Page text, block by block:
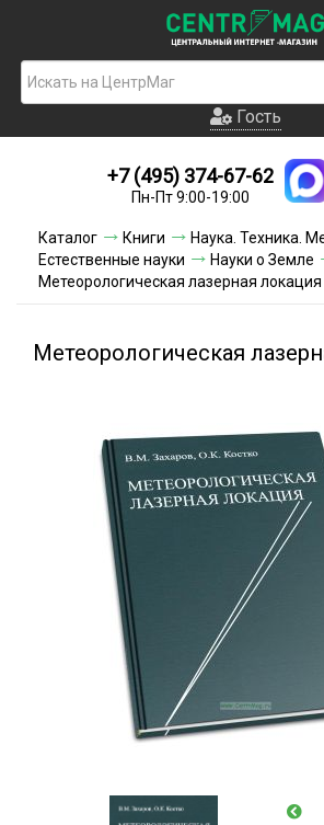
Гость
Новинки
Условия доставки
Условия оплаты
Гость
+7 (495) 374-67-62
Пн-Пт 9:00-19:00
Каталог Книги
Наука. Техника.
Естественные науки
Науки о Земле
Метеорологическая лазерная локация
Метеорологическая